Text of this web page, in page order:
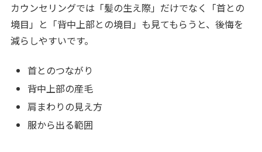
カウンセリングでは「髪の生え際」だけでなく「首との
境目」と「背中上部との境目」も見てもらうと、後悔を
減らしやすいです。
首とのつながり
背中上部の産毛
肩まわりの見え方
服から出る範囲